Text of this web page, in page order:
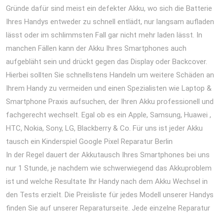
Gründe dafür sind meist ein defekter Akku, wo sich die Batterie
Ihres Handys entweder zu schnell entlädt, nur langsam aufladen
lässt oder im schlimmsten Fall gar nicht mehr laden lässt. In
manchen Fällen kann der Akku Ihres Smartphones auch
aufgebläht sein und drückt gegen das Display oder Backcover.
Hierbei sollten Sie schnellstens Handeln um weitere Schäden an
Ihrem Handy zu vermeiden und einen Spezialisten wie Laptop &
Smartphone Praxis aufsuchen, der Ihren Akku professionell und
fachgerecht wechselt. Egal ob es ein Apple, Samsung, Huawei ,
HTC, Nokia, Sony, LG, Blackberry & Co. Für uns ist jeder Akku
tausch ein Kinderspiel Google Pixel Reparatur Berlin
In der Regel dauert der Akkutausch Ihres Smartphones bei uns
nur 1 Stunde, je nachdem wie schwerwiegend das Akkuproblem
ist und welche Resultate Ihr Handy nach dem Akku Wechsel in
den Tests erzielt. Die Preisliste für jedes Modell unserer Handys
finden Sie auf unserer Reparaturseite. Jede einzelne Reparatur